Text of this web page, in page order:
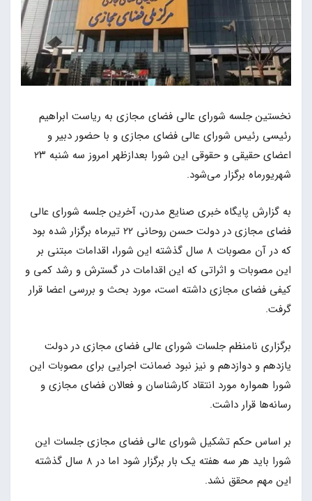
نخستین جلسه شورای عالی فضای مجازی به ریاست ابراهیم
رئیسی رئیس شورای عالی فضای مجازی و با حضور دبیر و
اعضای حقیقی و حقوقی این شورا بعدازظهر امروز سه شنبه ۲۳
شهریورماه برگزار می‌شود.
به گزارش پایگاه خبری صنایع مدرن، آخرین جلسه شورای عالی
فضای مجازی در دولت حسن روحانی ۲۲ تیرماه برگزار شده بود
که در آن مصوبات ۸ سال گذشته این شورا، اقدامات مبتنی بر
این مصوبات و اثراتی که این اقدامات در گسترش و رشد کمی و
کیفی فضای مجازی داشته است، مورد بحث و بررسی اعضا قرار
گرفت.
برگزاری نامنظم جلسات شورای عالی فضای مجازی در دولت
یازدهم و دوازدهم و نیز نبود ضمانت اجرایی برای مصوبات این
شورا همواره مورد انتقاد کارشناسان و فعالان فضای مجازی و
رسانه‌ها قرار داشت.
بر اساس حکم تشکیل شورای عالی فضای مجازی جلسات این
شورا باید هر سه هفته یک بار برگزار شود اما در ۸ سال گذشته
این مهم محقق نشد.